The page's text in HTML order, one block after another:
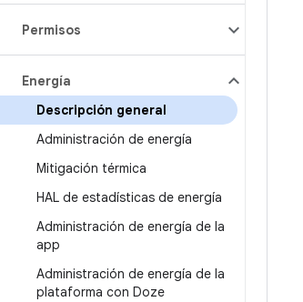
Permisos
Energía
Descripción general
Administración de energía
Mitigación térmica
HAL de estadísticas de energía
Administración de energía de la
app
Administración de energía de la
plataforma con Doze